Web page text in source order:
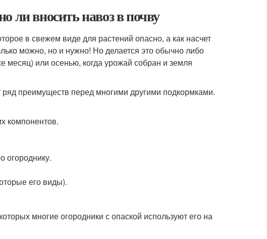
ли вносить навоз в почву
в свежем виде для растений опасно, а как насчет
можно, но и нужно! Но делается это обычно либо
месяц) или осенью, когда урожай собран и земля
преимуществ перед многими другими подкормками.
компонентов.
огороднику.
его виды).
многие огородники с опаской используют его на